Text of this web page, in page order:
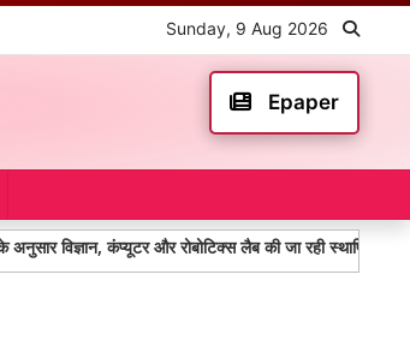
Sunday, 9 Aug 2026
Epaper
कंप्यूटर और रोबोटिक्स लैब की जा रही स्थापित: सीएम सैनी